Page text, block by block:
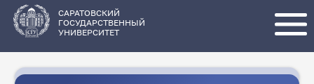
основному
содержанию
САРАТОВСКИЙ
ГОСУДАРСТВЕННЫЙ
УНИВЕРСИТЕТ